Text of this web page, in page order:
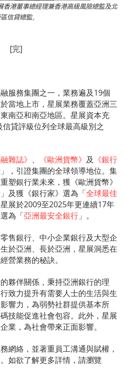
香港董事總經理兼香港高級風險總監及北
區信貸總監。
[完]
服務集團之一，業務遍及19個
當地上市，星展業務覆蓋亞洲三
南亞和南亞地區。星展資本充
貸評級位列全球最高級別之
雜誌》 、 《歐洲貨幣》 及 《銀行
，引證集團的全球領導地位。集
塑銀行業未來，獲《歐洲貨幣》
」及獲《銀行家》選為「全球最佳
星展於2009至2025年更連續17年
為「亞洲最安全銀行 」。
售銀行、中小企業銀行及大型企
於亞洲、長於亞洲，星展洞悉在
營業務的秘訣。
夥伴關係，秉持亞洲銀行的理
致力提升有需要人士的生活與生
響力，為弱勢社群提供基本所
技能促進社會包容。此外，星展
業，為社會帶來正面影響。
網絡，並著重員工溝通與賦權，
如欲了解更多詳情，請瀏覽